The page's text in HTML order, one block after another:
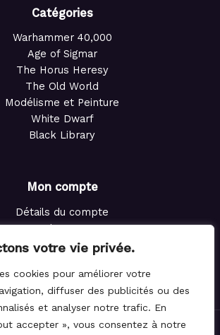
votre vie privée.
cookies pour améliorer votre
diffuser des publicités ou des
et analyser notre trafic. En
accepter », vous consentez à notre
Catégories
Warhammer 40,000
Age of Sigmar
The Horus Heresy
The Old World
Modélisme et Peinture
White Dwarf
Black Library
Mon compte
Détails du compte
Adresses
Commandes
Panier